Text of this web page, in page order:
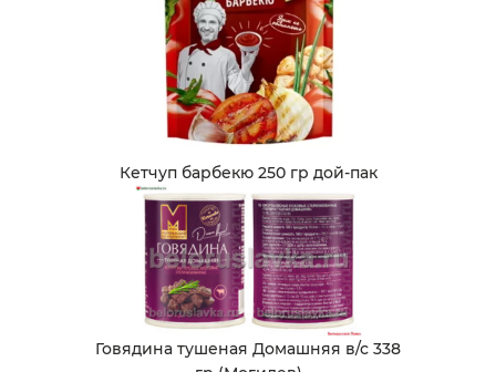
Кетчуп барбекю 250 гр дой-пак
Говядина тушеная Домашняя в/с 338